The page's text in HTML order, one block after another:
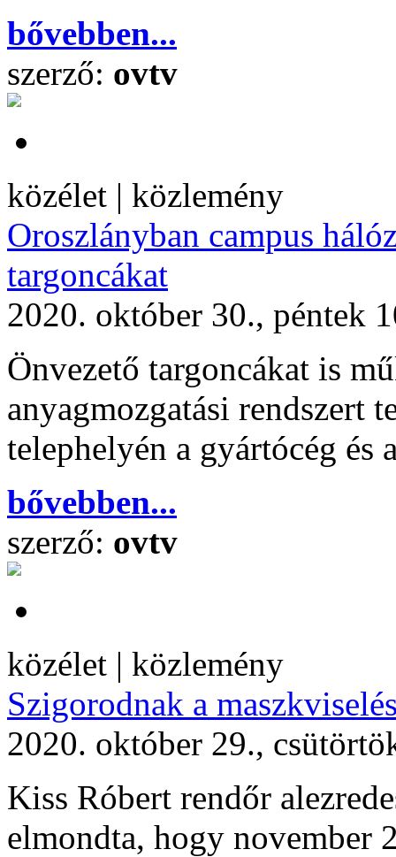
bővebben...
szerző: ovtv
közélet | közlemény
Oroszlányban campus
targoncákat
2020. október 30., péntek
Önvezető targoncákat is
anyagmozgatási rendszert
telephelyén a gyártócég és
bővebben...
szerző: ovtv
közélet | közlemény
Szigorodnak a
2020. október 29.,
Kiss Róbert rendőr
elmondta, hogy november